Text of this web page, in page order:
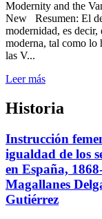
Modernity and the
New Resumen: El
modernidad, es
moderna, tal como lo
las V...
Leer más
Historia
Instrucción
igualdad de los
en España,
Magallanes
Gutiérrez